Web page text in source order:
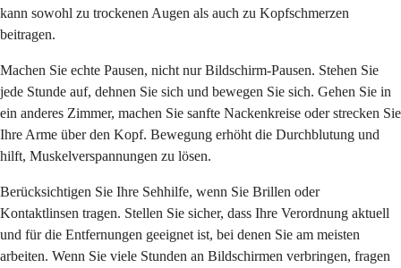
kann sowohl zu trockenen Augen als auch zu Kopfschmerzen
beitragen.
Machen Sie echte Pausen, nicht nur Bildschirm-Pausen. Stehen Sie
jede Stunde auf, dehnen Sie sich und bewegen Sie sich. Gehen Sie in
ein anderes Zimmer, machen Sie sanfte Nackenkreise oder strecken Sie
Ihre Arme über den Kopf. Bewegung erhöht die Durchblutung und
hilft, Muskelverspannungen zu lösen.
Berücksichtigen Sie Ihre Sehhilfe, wenn Sie Brillen oder
Kontaktlinsen tragen. Stellen Sie sicher, dass Ihre Verordnung aktuell
und für die Entfernungen geeignet ist, bei denen Sie am meisten
arbeiten. Wenn Sie viele Stunden an Bildschirmen verbringen, fragen